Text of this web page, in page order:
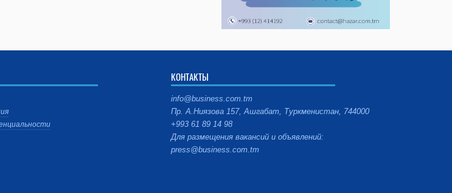
КОНТАКТЫ
info@business.com.tm
Пр. А.Ниязова 157, Ашгабат, Туркменистан, 744000
+993 61 89 14 98
Для размещения вакансий и объявлений:
press@business.com.tm